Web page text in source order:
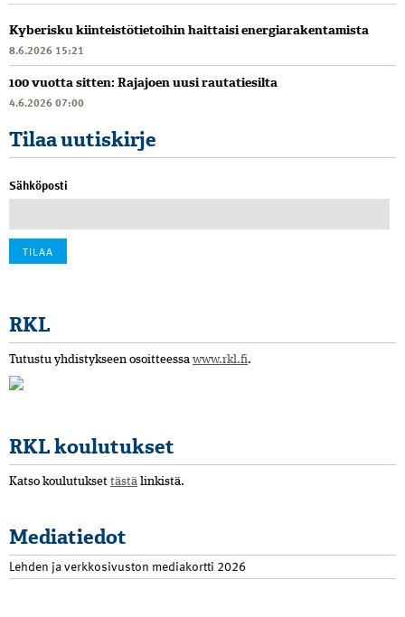
Kyberisku kiinteistötietoihin haittaisi energiarakentamista
8.6.2026 15:21
100 vuotta sitten: Rajajoen uusi rautatiesilta
4.6.2026 07:00
Tilaa uutiskirje
Sähköposti
RKL
Tutustu yhdistykseen osoitteessa www.rkl.fi.
RKL koulutukset
Katso koulutukset tästä linkistä.
Mediatiedot
Lehden ja verkkosivuston mediakortti 2026